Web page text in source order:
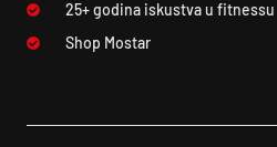
25+ godina iskustva u fitnessu
Shop Mostar